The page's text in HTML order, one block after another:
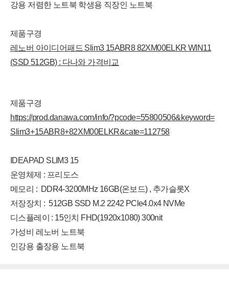
강용 저렴한 노트북 학생용 직장인 노트북
제품구경
레노버 아이디어패드 Slim3 15ABR8 82XM00ELKR WIN11
(SSD 512GB) : 다나와 가격비교
제품구경
https://prod.danawa.com/info/?pcode=55800506&keyword=
Slim3+15ABR8+82XM00ELKR&cate=112758
IDEAPAD SLIM3 15
운영체제 : 프리도스
메모리 : DDR4-3200MHz 16GB(온보드) , 추가슬롯X
저장장치 : 512GB SSD M.2 2242 PCle4.0x4 NVMe
디스플레이 : 15인치 FHD(1920x1080) 300nit
가성비 레노버 노트북
인강용 출장용 노트북